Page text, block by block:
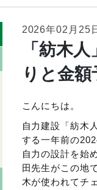
2026年02月25
「紡木
りと金
こんにちは。
自力建設「紡木
する一年前の
自力の設計を始
田先生がこの地
木が使われてチ